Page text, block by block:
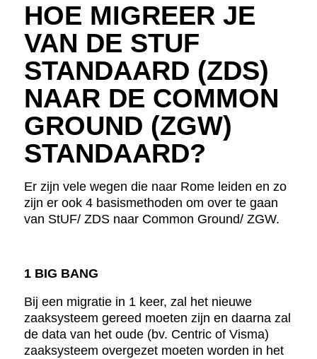
HOE MIGREER JE
VAN DE STUF
STANDAARD (ZDS)
NAAR DE COMMON
GROUND (ZGW)
STANDAARD?
Er zijn vele wegen die naar Rome leiden en zo
zijn er ook 4 basismethoden om over te gaan
van StUF/ ZDS naar Common Ground/ ZGW.
1 BIG BANG
Bij een migratie in 1 keer, zal het nieuwe
zaaksysteem gereed moeten zijn en daarna zal
de data van het oude (bv. Centric of Visma)
zaaksysteem overgezet moeten worden in het